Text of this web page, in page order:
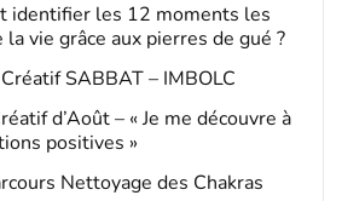
identifier les 12 moments les
vie grâce aux pierres de gué ?
SABBAT – IMBOLC
d’Août – « Je me découvre à
positives »
Nettoyage des Chakras